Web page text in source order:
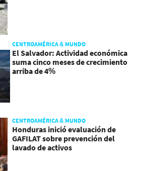
CENTROAMÉRICA & MUNDO
El Salvador: Actividad económica
suma cinco meses de crecimiento
arriba de 4%
CENTROAMÉRICA & MUNDO
Honduras inició evaluación de
GAFILAT sobre prevención del
lavado de activos